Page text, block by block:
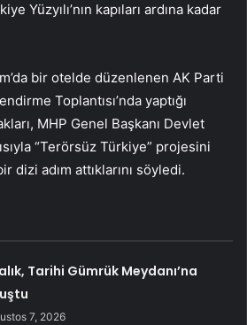
Yüzyılı’nın kapıları ardına kadar
bir otelde düzenlenen AK Parti
Toplantısı’nda yaptığı
MHP Genel Başkanı Devlet
“Terörsüz Türkiye” projesini
adım attıklarını söyledi.
Tarihi Gümrük Meydanı’na
7, 2026